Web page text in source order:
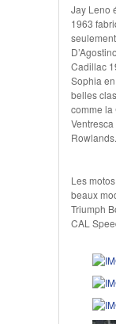
Jay Leno
1963
Cadillac
Sophia
belles
comme la
Rowlands.
Les
beaux
Triumph
CAL